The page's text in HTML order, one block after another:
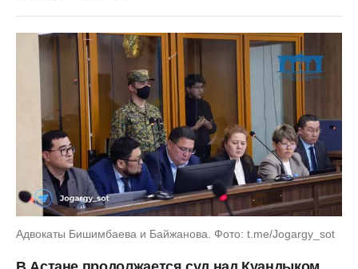
Адвокаты Бишимбаева и Байжанова. Фото: t.me/Jogargy_sot